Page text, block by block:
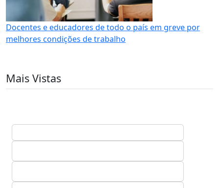
Docentes e educadores de todo o país em greve por
melhores condições de trabalho
Mais Vistas